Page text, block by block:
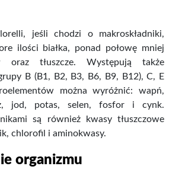
jeśli chodzi o makroskładniki,
ilości białka, ponad połowę mniej
oraz tłuszcze. Występują także
B (B1, B2, B3, B6, B9, B12), C, E
można wyróżnić: wapń,
jod, potas, selen, fosfor i cynk.
są również kwasy tłuszczowe
chlorofil i aminokwasy.
organizmu